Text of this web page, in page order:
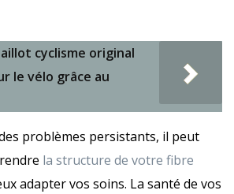
cyclisme original
le vélo grâce au
problèmes persistants, il peut
la structure de votre fibre
adapter vos soins. La santé de vos